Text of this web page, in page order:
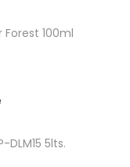
100ml
5lts.